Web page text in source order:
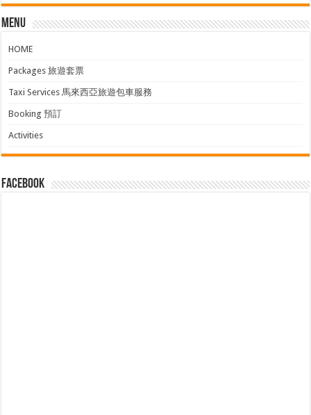
Menu
HOME
Packages 旅遊套票
Taxi Services 馬來西亞旅遊包車服務
Booking 預訂
Activities
facebook